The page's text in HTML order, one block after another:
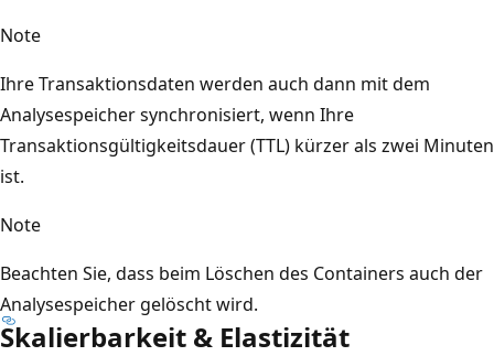
Note
Ihre Transaktionsdaten werden auch dann mit dem
Analysespeicher synchronisiert, wenn Ihre
Transaktionsgültigkeitsdauer (TTL) kürzer als zwei Minuten
ist.
Note
Beachten Sie, dass beim Löschen des Containers auch der
Analysespeicher gelöscht wird.
Skalierbarkeit & Elastizität